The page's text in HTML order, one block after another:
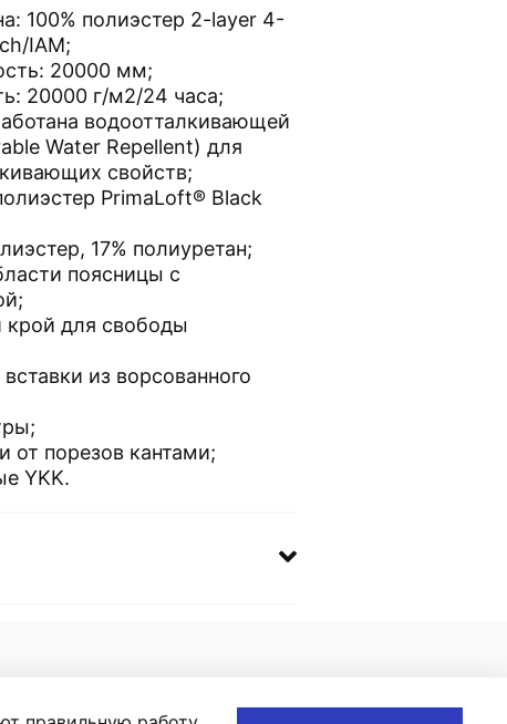
100% полиэстер 2-layer 4-
IAM;
20000 мм;
20000 г/м2/24 часа;
водоотталкивающей
Water Repellent) для
свойств;
PrimaLoft® Black
17% полиуретан;
поясницы с
крой для свободы
из ворсованного
от порезов кантами;
YKK.